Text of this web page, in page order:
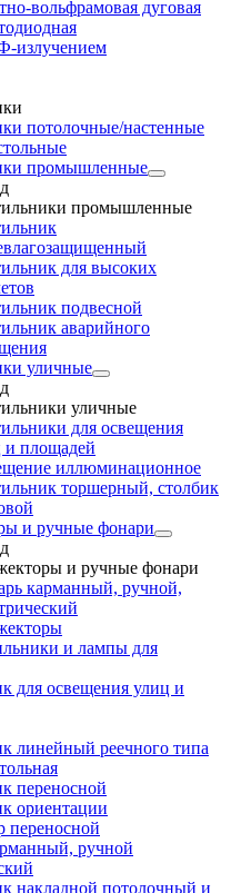
вольфрамовая дуговая
излучением
потолочные/настенные
промышленные
промышленные
для высоких
подвесной
аварийного
уличные
уличные
для освещения
и площадей
иллюминационное
торшерный, столбик
и ручные фонари
и ручные фонари
карманный, ручной,
и лампы для
для освещения улиц и
линейный реечного типа
переносной
ориентации
переносной
ручной
накладной потолочный и